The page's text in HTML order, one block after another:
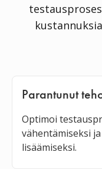
Parantunut
Optimoi
vähentämiseksi
lisäämiseksi.